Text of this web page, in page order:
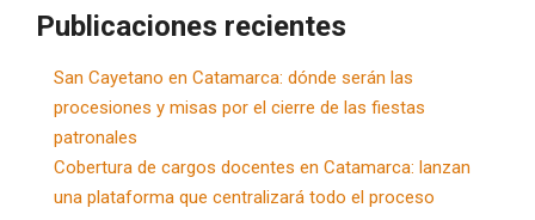
Publicaciones recientes
San Cayetano en Catamarca: dónde serán las
procesiones y misas por el cierre de las fiestas
patronales
Cobertura de cargos docentes en Catamarca: lanzan
una plataforma que centralizará todo el proceso